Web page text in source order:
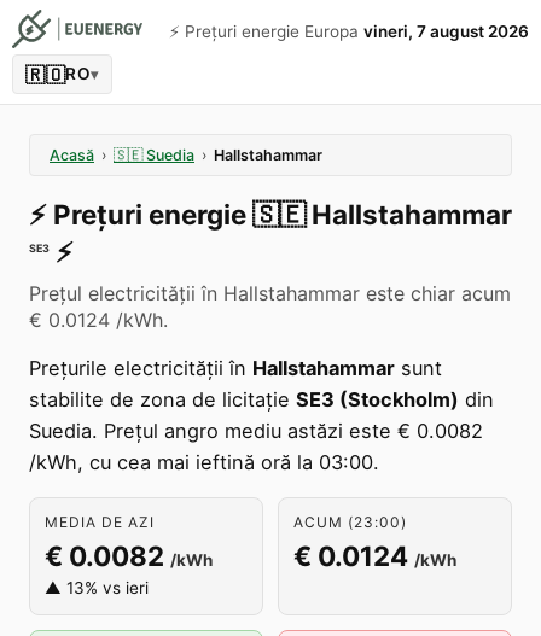
⚡️ Prețuri energie Europa vineri, 7 august 2026
🇷🇴RO▾
Acasă › 🇸🇪 Suedia › Hallstahammar
⚡️ Prețuri energie🇸🇪 Hallstahammar
SE3 ⚡️
Prețul electricității în Hallstahammar este chiar acum
€ 0.0124 /kWh.
Prețurile electricității în Hallstahammar sunt
stabilite de zona de licitație SE3 (Stockholm) din
Suedia. Prețul angro mediu astăzi este € 0.0082
/kWh, cu cea mai ieftină oră la 03:00.
MEDIA DE AZI
€ 0.0082 /kWh
▲ 13% vs ieri
ACUM (23:00)
€ 0.0124 /kWh